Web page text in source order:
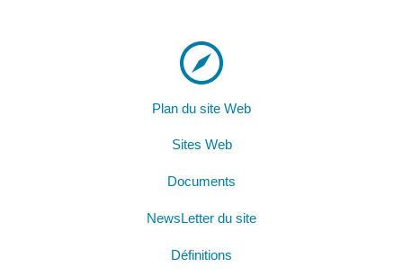
Plan du site Web
Sites Web
Documents
NewsLetter du site
Définitions